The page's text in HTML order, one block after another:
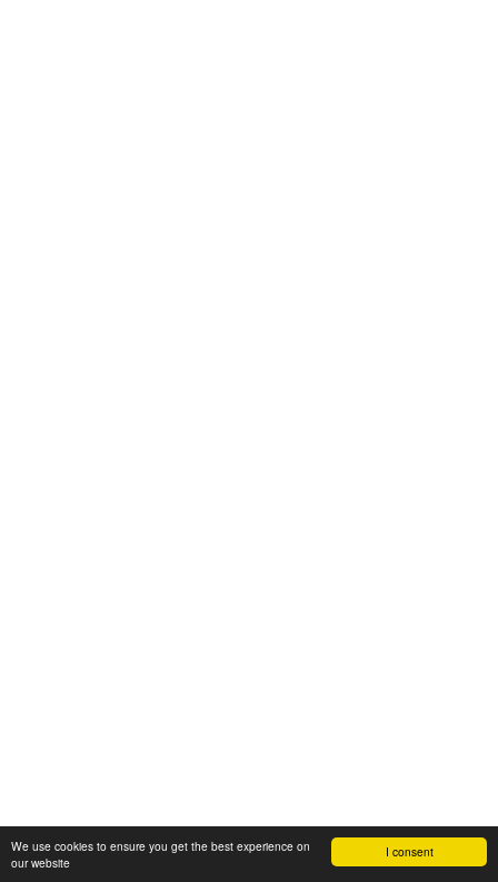
I consent
We use cookies to ensure you get the best experience on
our website